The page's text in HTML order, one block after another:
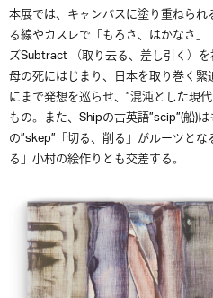
本展では、キャンバスに塗り重ねら
る線やカスレで「もろさ、はかなさ
ズSubtract （取り去る、差し引く）
母の死にはじまり、日本を取り巻く
にまで発想を巡らせ、”混沌とした現
もの。また、Shipの古英語”scip”(船)
の”skep”「切る、削る」がルーツと
る」小村の絵作りとも交差する。